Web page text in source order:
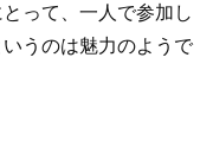
って、一人で参加し
うのは魅力のようで